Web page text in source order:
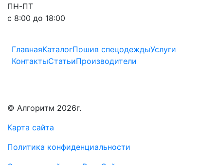
ПН-ПТ
с 8:00 до 18:00
ГлавнаяКаталогПошив спецодеждыУслуги
КонтактыСтатьиПроизводители
© Алгоритм 2026г.
Карта сайта
Политика конфиденциальности